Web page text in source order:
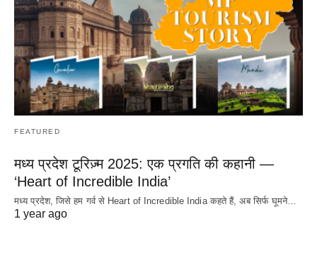
FEATURED
मध्य प्रदेश टूरिज़्म 2025: एक प्रगति की कहानी —
‘Heart of Incredible India’
मध्य प्रदेश, जिसे हम गर्व से Heart of Incredible India कहते हैं, अब सिर्फ घूमने…
1 year ago